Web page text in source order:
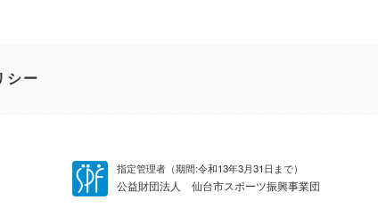
シー
指定管理者（期間:令和13年3月31日まで）
公益財団法人 仙台市スポーツ振興事業団